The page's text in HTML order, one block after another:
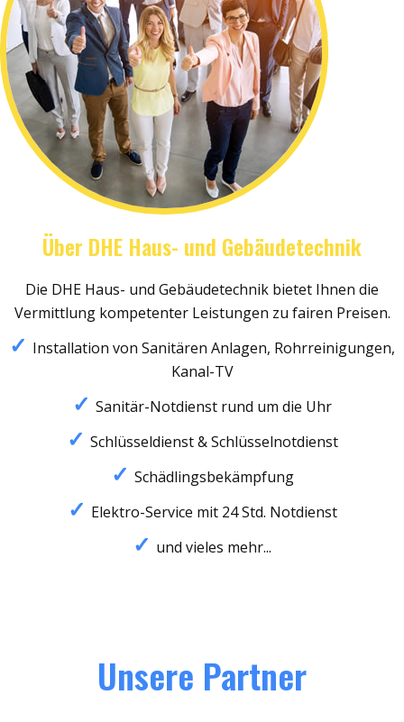
Über DHE Haus- und Gebäudetechnik
Die DHE Haus- und Gebäudetechnik bietet Ihnen die
Vermittlung kompetenter Leistungen zu fairen Preisen.
Installation von Sanitären Anlagen, Rohrreinigungen,
Kanal-TV
Sanitär-Notdienst rund um die Uhr
Schlüsseldienst & Schlüsselnotdienst
Schädlingsbekämpfung
Elektro-Service mit 24 Std. Notdienst
und vieles mehr...
Unsere Partner